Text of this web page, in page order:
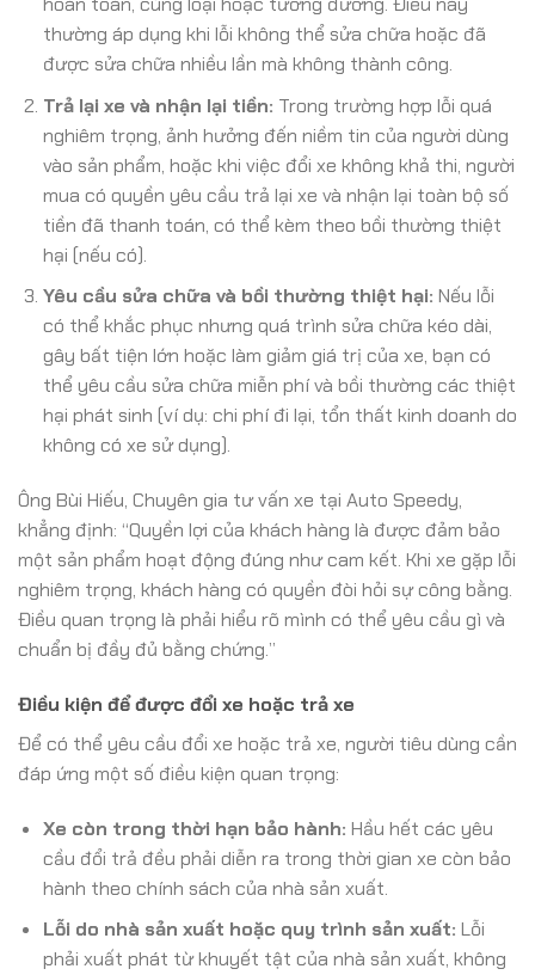
thường áp dụng khi lỗi không thể sửa chữa hoặc đã
được sửa chữa nhiều lần mà không thành công.
Trả lại xe và nhận lại tiền: Trong trường hợp lỗi quá
nghiêm trọng, ảnh hưởng đến niềm tin của người dùng
vào sản phẩm, hoặc khi việc đổi xe không khả thi, người
mua có quyền yêu cầu trả lại xe và nhận lại toàn bộ số
tiền đã thanh toán, có thể kèm theo bồi thường thiệt
hại (nếu có).
Yêu cầu sửa chữa và bồi thường thiệt hại: Nếu lỗi
có thể khắc phục nhưng quá trình sửa chữa kéo dài,
gây bất tiện lớn hoặc làm giảm giá trị của xe, bạn có
thể yêu cầu sửa chữa miễn phí và bồi thường các thiệt
hại phát sinh (ví dụ: chi phí đi lại, tổn thất kinh doanh do
không có xe sử dụng).
Ông Bùi Hiếu, Chuyên gia tư vấn xe tại Auto Speedy,
khẳng định: “Quyền lợi của khách hàng là được đảm bảo
một sản phẩm hoạt động đúng như cam kết. Khi xe gặp lỗi
nghiêm trọng, khách hàng có quyền đòi hỏi sự công bằng.
Điều quan trọng là phải hiểu rõ mình có thể yêu cầu gì và
chuẩn bị đầy đủ bằng chứng.”
Điều kiện để được đổi xe hoặc trả xe
Để có thể yêu cầu đổi xe hoặc trả xe, người tiêu dùng cần
đáp ứng một số điều kiện quan trọng:
Xe còn trong thời hạn bảo hành: Hầu hết các yêu
cầu đổi trả đều phải diễn ra trong thời gian xe còn bảo
hành theo chính sách của nhà sản xuất.
Lỗi do nhà sản xuất hoặc quy trình sản xuất: Lỗi
phải xuất phát từ khuyết tật của nhà sản xuất, không